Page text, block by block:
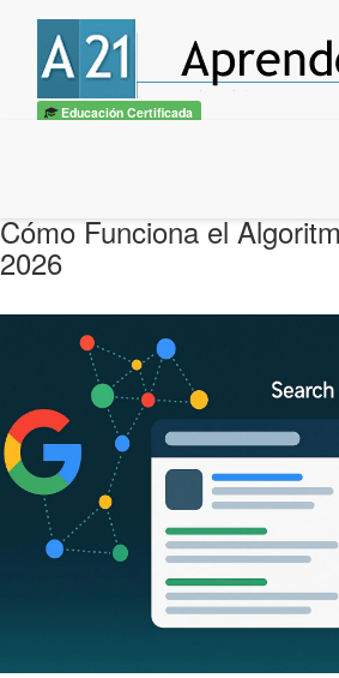
Educación Certificada
Cómo Funciona el
2026